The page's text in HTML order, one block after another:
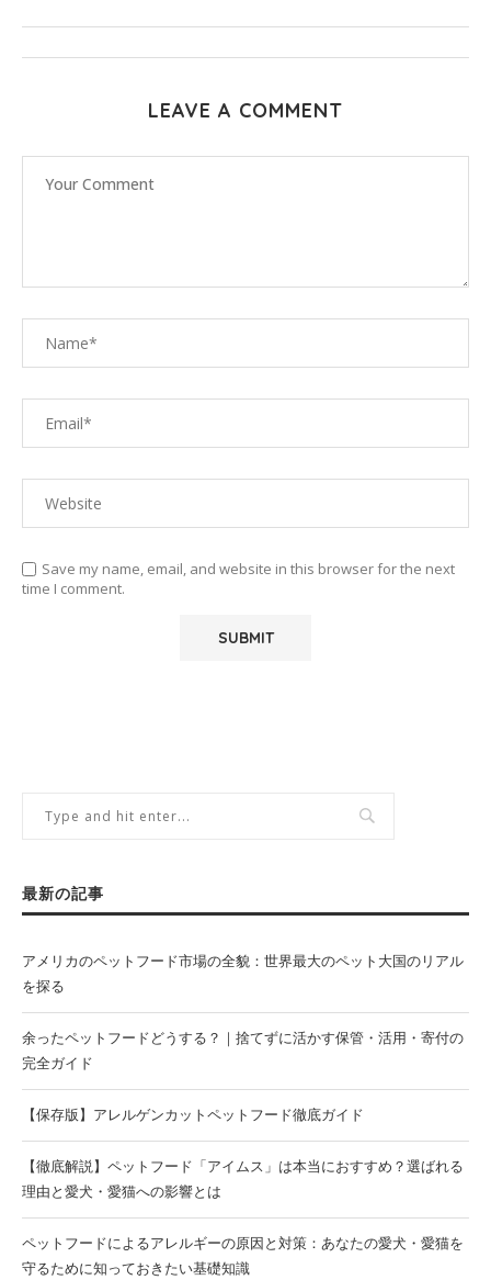
LEAVE A COMMENT
Save my name, email, and website in this browser for the next
time I comment.
最新の記事
アメリカのペットフード市場の全貌：世界最大のペット大国のリアル
を探る
余ったペットフードどうする？｜捨てずに活かす保管・活用・寄付の
完全ガイド
【保存版】アレルゲンカットペットフード徹底ガイド
【徹底解説】ペットフード「アイムス」は本当におすすめ？選ばれる
理由と愛犬・愛猫への影響とは
ペットフードによるアレルギーの原因と対策：あなたの愛犬・愛猫を
守るために知っておきたい基礎知識